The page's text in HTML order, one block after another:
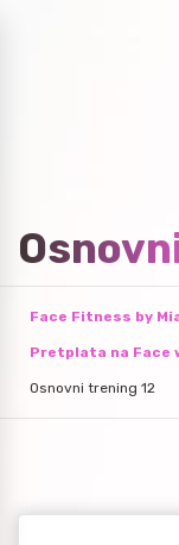
Face Fitness by
Pretplata na Face
Osnovni trening 12